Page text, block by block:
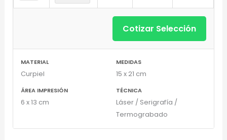
Cotizar Selección
MATERIAL
Curpiel
MEDIDAS
15 x 21 cm
ÁREA IMPRESIÓN
6 x 13 cm
TÉCNICA
Láser / Serigrafía /
Termograbado